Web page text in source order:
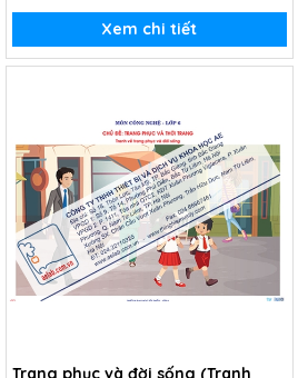
Xem chi tiết
Trang phục và đời sống (Tranh